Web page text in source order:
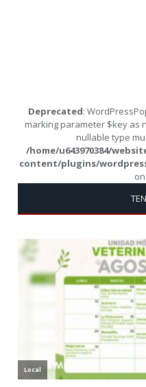
Deprecated:
marking parameter $key as
nullable type
/home/u643970384/
content/plugins/